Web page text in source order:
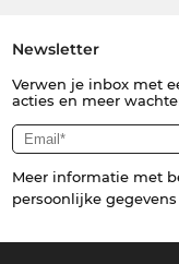
Newsletter
Verwen je inbox met
acties en meer
Meer informatie met
persoonlijke